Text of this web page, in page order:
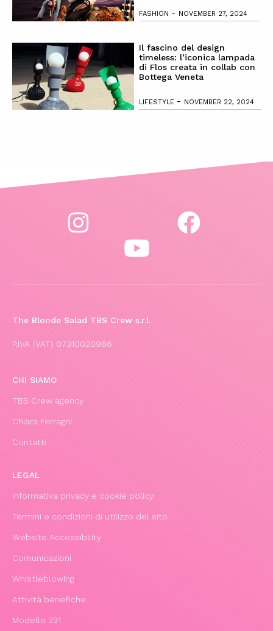
FASHION - NOVEMBER 27, 2024
Il fascino del design
timeless: l’iconica lampada
di Flos creata in collab con
Bottega Veneta
LIFESTYLE - NOVEMBER 22, 2024
The Blonde Salad TBS Crew s.r.l.
P.IVA (VAT) 07310020966
CHI SIAMO
TBS Crew agency
Chiara Ferragni
Contatti
LEGAL
Informativa privacy e cookie policy
Termini e condizioni di utilizzo del sito
Website Accessibility
Comunicazioni
Whistleblowing
Attività benefiche
Modello 231